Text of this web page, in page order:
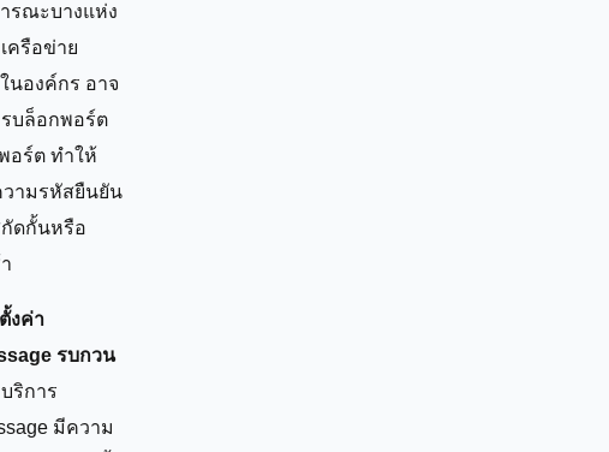
รณะบางแห่ง
ครือข่าย
นองค์กร อาจ
บล็อกพอร์ต
อร์ต ทำให้
ามรหัสยืนยัน
ดกั้นหรือ
งค่า
รบกวน
ริการ
มีความ